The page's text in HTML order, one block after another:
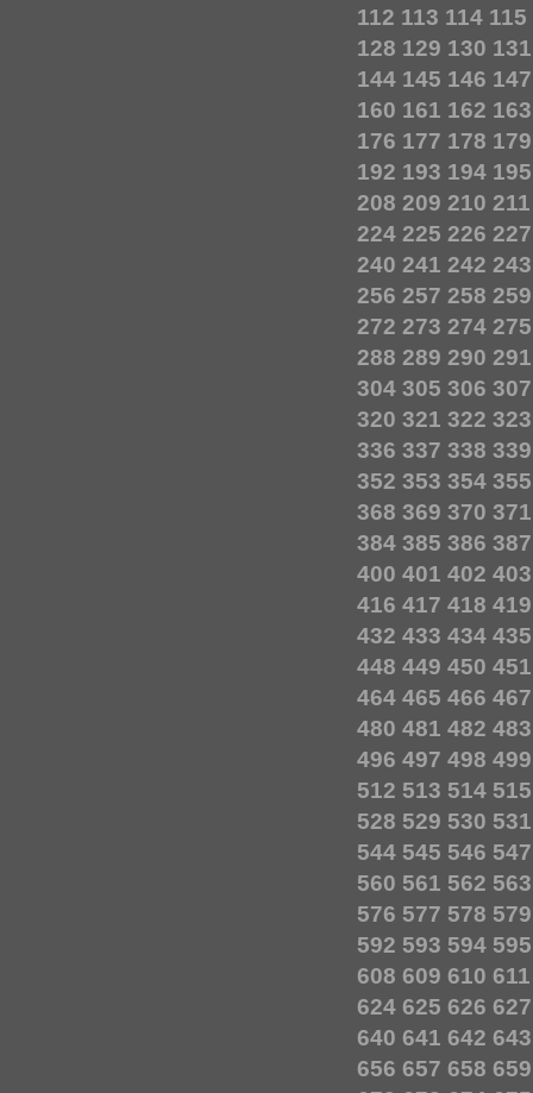
112 113 114 115
128 129 130 131
144 145 146 147
160 161 162 163
176 177 178 179
192 193 194 195
208 209 210 211
224 225 226 227
240 241 242 243
256 257 258 259
272 273 274 275
288 289 290 291
304 305 306 307
320 321 322 323
336 337 338 339
352 353 354 355
368 369 370 371
384 385 386 387
400 401 402 403
416 417 418 419
432 433 434 435
448 449 450 451
464 465 466 467
480 481 482 483
496 497 498 499
512 513 514 515
528 529 530 531
544 545 546 547
560 561 562 563
576 577 578 579
592 593 594 595
608 609 610 611
624 625 626 627
640 641 642 643
656 657 658 659